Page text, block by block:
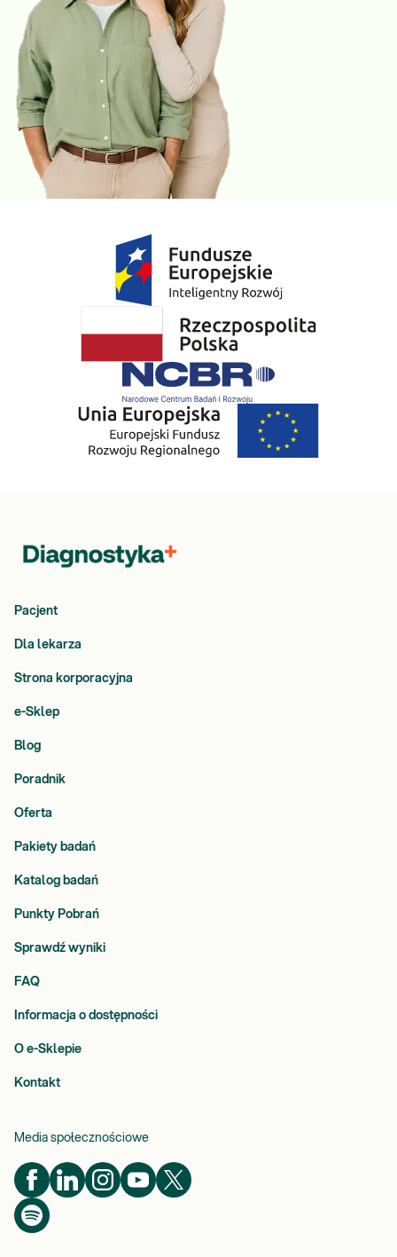
Pacjent
Dla lekarza
Strona korporacyjna
e-Sklep
Blog
Poradnik
Oferta
Pakiety badań
Katalog badań
Punkty Pobrań
Sprawdź wyniki
FAQ
Informacja o dostępności
O e-Sklepie
Kontakt
Media społecznościowe